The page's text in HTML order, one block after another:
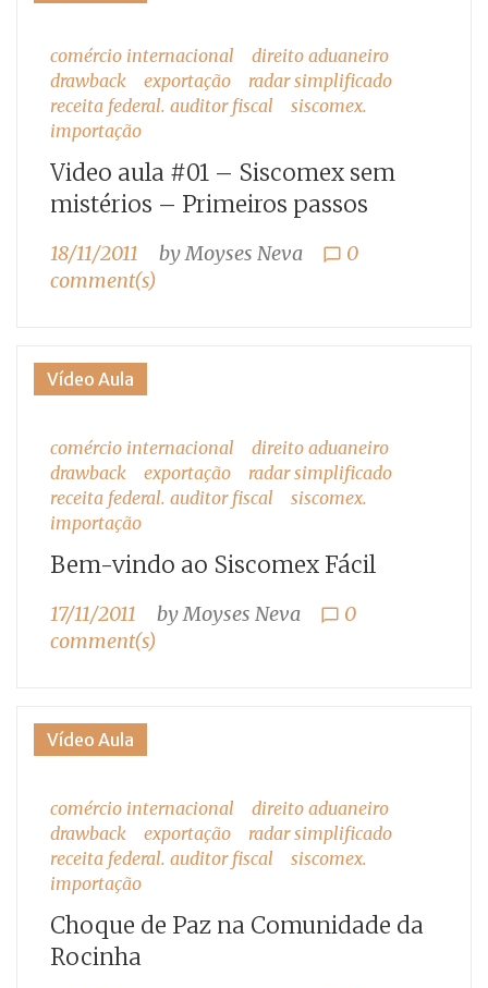
comércio internacional
direito aduaneiro
drawback
exportação
radar simplificado
receita federal. auditor fiscal
siscomex.
importação
Video aula #01 – Siscomex sem
mistérios – Primeiros passos
18/11/2011 byMoyses Neva chat_bubble_outline 0
comment(s)
Vídeo Aula
comércio internacional
direito aduaneiro
drawback
exportação
radar simplificado
receita federal. auditor fiscal
siscomex.
importação
Bem-vindo ao Siscomex Fácil
17/11/2011 byMoyses Neva chat_bubble_outline 0
comment(s)
Vídeo Aula
comércio internacional
direito aduaneiro
drawback
exportação
radar simplificado
receita federal. auditor fiscal
siscomex.
importação
Choque de Paz na Comunidade da
Rocinha